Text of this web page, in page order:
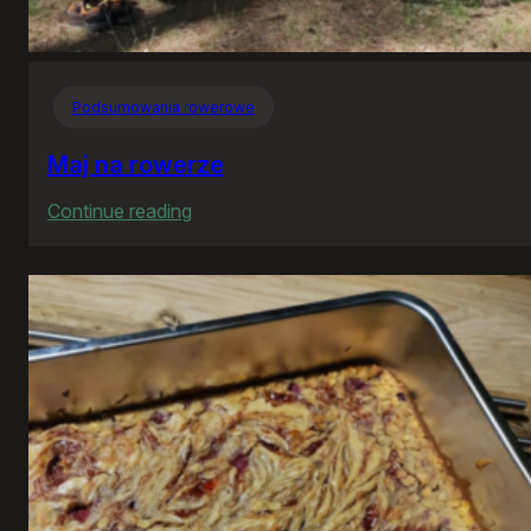
Podsumowania rowerowe
Maj na rowerze
Continue reading
na
rowerze